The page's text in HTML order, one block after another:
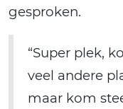
gesproken.
“Super plek,
veel andere
maar kom